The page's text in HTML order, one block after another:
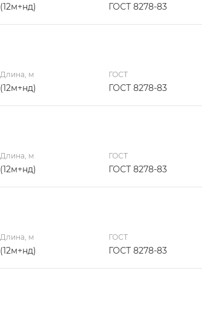
(12м+нд) ГОСТ 8278-83
Длина, м
(12м+нд)
ГОСТ
ГОСТ 8278-83
Длина, м
(12м+нд)
ГОСТ
ГОСТ 8278-83
Длина, м
(12м+нд)
ГОСТ
ГОСТ 8278-83